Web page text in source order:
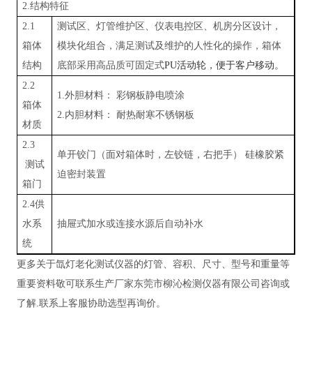
2.结构特征
2.1
箱体
结构
测试区、灯管维护区、仪表电控区、机房分区设计，
模块化组合，满足测试及维护的人性化的操作，箱体
底部采用高品质可固定式PU活动轮，便于客户移动。
2.2
箱体
材质
1.外胆材料： 彩钢板静电喷涂
2.内胆材料： 耐热耐寒不锈钢板
2.3
测试
箱门
单开铰门（面对箱体时，左铰链，右把手）
硅橡胶紧
迫密封装置
2.4供
水系
统
抽屉式加水或连接水源后自动补水
更多关于氙灯老化测试仪器的灯管、容积、尺寸、型号和重量等
重要资料敬可联系生产厂家东莞市柳沁检测仪器有限公司咨询或
了解.联系上客服协助选型再询价。